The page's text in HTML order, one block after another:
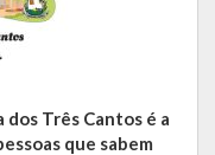
dos Três Cantos é a
que sabem